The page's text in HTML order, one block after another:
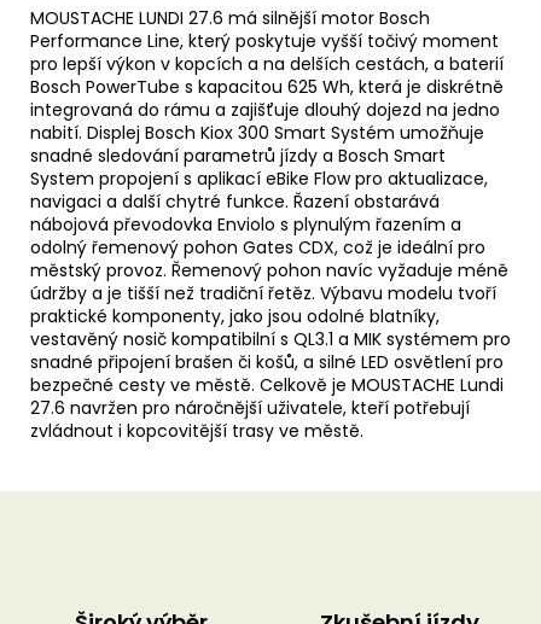
MOUSTACHE LUNDI 27.6 má silnější motor Bosch
Performance Line, který poskytuje vyšší točivý moment
pro lepší výkon v kopcích a na delších cestách, a baterií
Bosch PowerTube s kapacitou 625 Wh, která je diskrétně
integrovaná do rámu a zajišťuje dlouhý dojezd na jedno
nabití. Displej Bosch Kiox 300 Smart Systém umožňuje
snadné sledování parametrů jízdy a Bosch Smart
System propojení s aplikací eBike Flow pro aktualizace,
navigaci a další chytré funkce. Řazení obstarává
nábojová převodovka Enviolo s plynulým řazením a
odolný řemenový pohon Gates CDX, což je ideální pro
městský provoz. Řemenový pohon navíc vyžaduje méně
údržby a je tišší než tradiční řetěz. Výbavu modelu tvoří
praktické komponenty, jako jsou odolné blatníky,
vestavěný nosič kompatibilní s QL3.1 a MIK systémem pro
snadné připojení brašen či košů, a silné LED osvětlení pro
bezpečné cesty ve městě. Celkově je MOUSTACHE Lundi
27.6 navržen pro náročnější uživatele, kteří potřebují
zvládnout i kopcovitější trasy ve městě.